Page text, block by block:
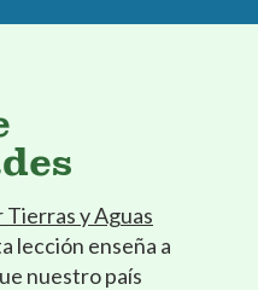
Tierras y Aguas
lección enseña a
nuestro país